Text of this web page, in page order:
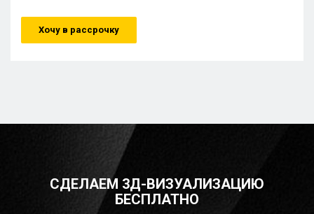
Хочу в рассрочку
СДЕЛАЕМ 3Д-ВИЗУАЛИЗАЦИЮ
БЕСПЛАТНО